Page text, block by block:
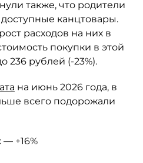
также, что родители
канцтовары.
расходов на них в
покупки в этой
236 рублей (-23%).
на июнь 2026 года, в
всего подорожали
+16%